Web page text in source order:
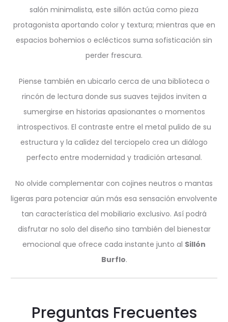
salón minimalista, este sillón actúa como pieza
protagonista aportando color y textura; mientras que en
espacios bohemios o eclécticos suma sofisticación sin
perder frescura.
Piense también en ubicarlo cerca de una biblioteca o
rincón de lectura donde sus suaves tejidos inviten a
sumergirse en historias apasionantes o momentos
introspectivos. El contraste entre el metal pulido de su
estructura y la calidez del terciopelo crea un diálogo
perfecto entre modernidad y tradición artesanal.
No olvide complementar con cojines neutros o mantas
ligeras para potenciar aún más esa sensación envolvente
tan característica del mobiliario exclusivo. Así podrá
disfrutar no solo del diseño sino también del bienestar
emocional que ofrece cada instante junto al Sillón
Burflo.
Preguntas Frecuentes